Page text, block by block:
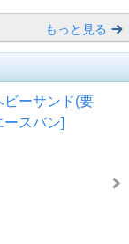
もっと見る
ーサンド(要
スバン]